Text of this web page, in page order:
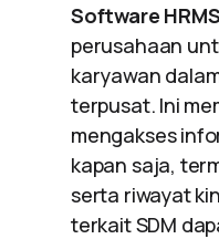
Software
perusahaan
karyawan
terpusat. Ini
mengakses
kapan saja,
serta riwayat
terkait SDM